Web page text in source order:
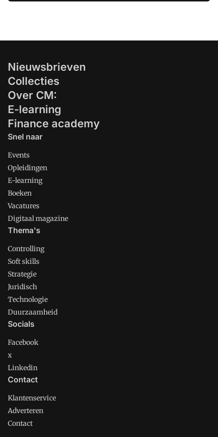
algemene ziekenhuizen, zo blijkt uit de
Nieuwsbrieven
Collecties
Over CM:
E-learning
Finance academy
Snel naar
Events
Opleidingen
E-learning
Boeken
Vacatures
Digitaal magazine
Thema's
Controlling
Soft skills
Strategie
Juridisch
Technologie
Duurzaamheid
Socials
Facebook
x
Linkedin
Contact
Klantenservice
Adverteren
Contact